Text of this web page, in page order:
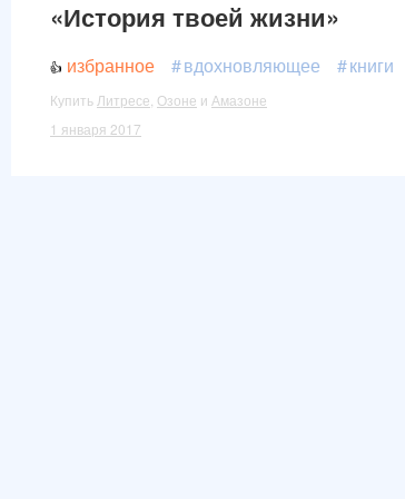
«История твоей жизни»
избранное вдохновляющее книги
Купить Литресе Озоне и Амазоне
1 января 2017